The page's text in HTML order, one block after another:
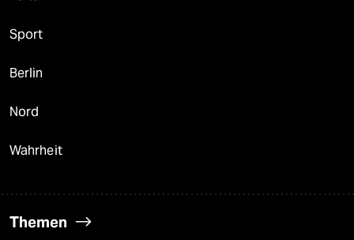
Sport
Berlin
Nord
Wahrheit
Themen